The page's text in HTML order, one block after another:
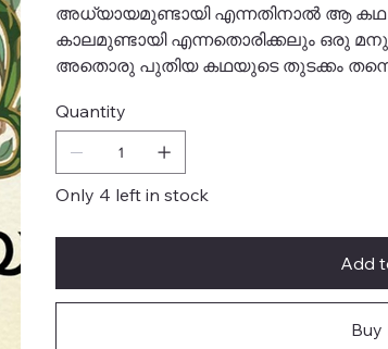
അധ്യായമുണ്ടായി എന്നതിനാൽ ആ കഥ
കാലമുണ്ടായി എന്നതൊരിക്കലും ഒരു
അതൊരു പുതിയ കഥയുടെ തുടക്കം തന്നെ
Quantity
Only 4 left in stock
Add
Buy